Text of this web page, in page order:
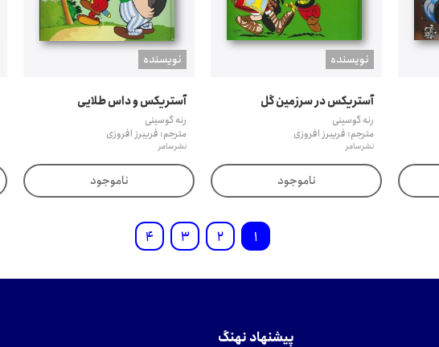
نويسنده
آستریکس در سرزمین گل
رنه گوسینی
مترجم: فریبرز افروزی
نشر سامر
ناموجود
نويسنده
آستریکس و داس طلایی
رنه گوسینی
مترجم: فریبرز افروزی
نشر سامر
ناموجود
1
2
3
4
پیشنهاد نهنگ